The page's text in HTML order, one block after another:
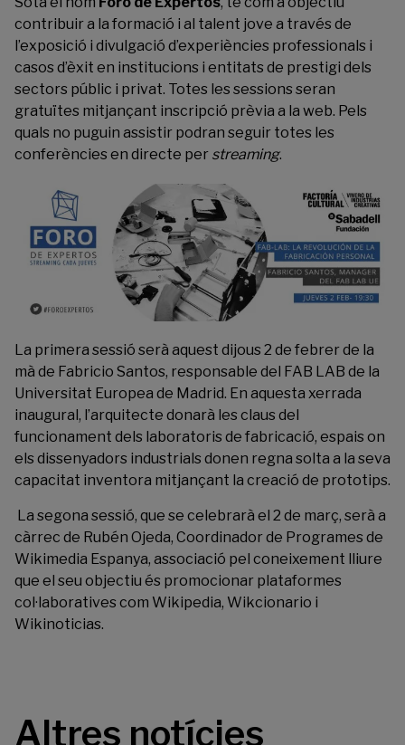
contribuir a la formació i al talent jove a través de
l’exposició i divulgació d’experiències professionals i
casos d’èxit en institucions i entitats de prestigi dels
sectors públic i privat. Totes les sessions seran
gratuïtes mitjançant inscripció prèvia a la web. Pels
quals no puguin assistir podran seguir totes les
conferències en directe per streaming.
La primera sessió serà aquest dijous 2 de febrer de la
mà de Fabricio Santos, responsable del FAB LAB de la
Universitat Europea de Madrid. En aquesta xerrada
inaugural, l’arquitecte donarà les claus del
funcionament dels laboratoris de fabricació, espais on
els dissenyadors industrials donen regna solta a la seva
capacitat inventora mitjançant la creació de prototips.
La segona sessió, que se celebrarà el 2 de març, serà a
càrrec de Rubén Ojeda, Coordinador de Programes de
Wikimedia Espanya, associació pel coneixement lliure
que el seu objectiu és promocionar plataformes
col·laboratives com Wikipedia, Wikcionario i
Wikinoticias.
Altres notícies